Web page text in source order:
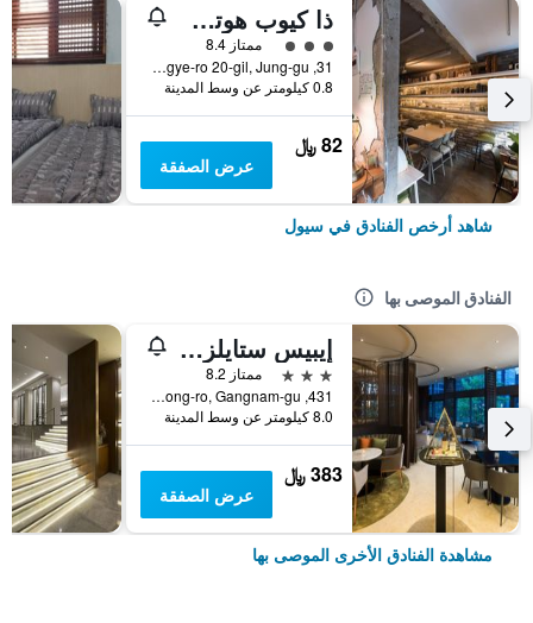
ذا كيوب هوتل - دار ضيافة
تقييم فئة 3ممتاز 8.4
31, Toegye-ro 20-gil, Jung-gu, سيول, كوريا الجنوبية
0.8 كيلومتر عن وسط المدينة
82 ﷼
عرض الصفقة
شاهد أرخص الفنادق في سيول
الفنادق الموصى بها
إيبيس ستايلز أمباسادور سيول غانغنام
3 نجوم
ممتاز 8.2
431, Samseong-ro, Gangnam-gu, سيول, كوريا الجنوبية
8.0 كيلومتر عن وسط المدينة
383 ﷼
عرض الصفقة
مشاهدة الفنادق الأخرى الموصى بها